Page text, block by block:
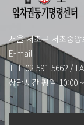
서울 서초구 서초중
E-mail
TEL 02-591-5662 /
상담시간 평일 10:00